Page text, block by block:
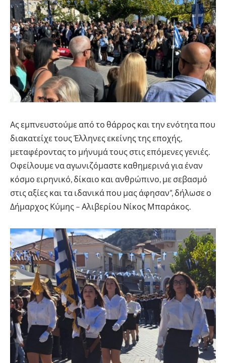
Ας εμπνευστούμε από το θάρρος και την ενότητα που
διακατείχε τους Έλληνες εκείνης της εποχής,
μεταφέροντας το μήνυμά τους στις επόμενες γενιές.
Οφείλουμε να αγωνιζόμαστε καθημερινά για έναν
κόσμο ειρηνικό, δίκαιο και ανθρώπινο, με σεβασμό
στις αξίες και τα ιδανικά που μας άφησαν”, δήλωσε ο
Δήμαρχος Κύμης – Αλιβερίου Νίκος Μπαράκος.